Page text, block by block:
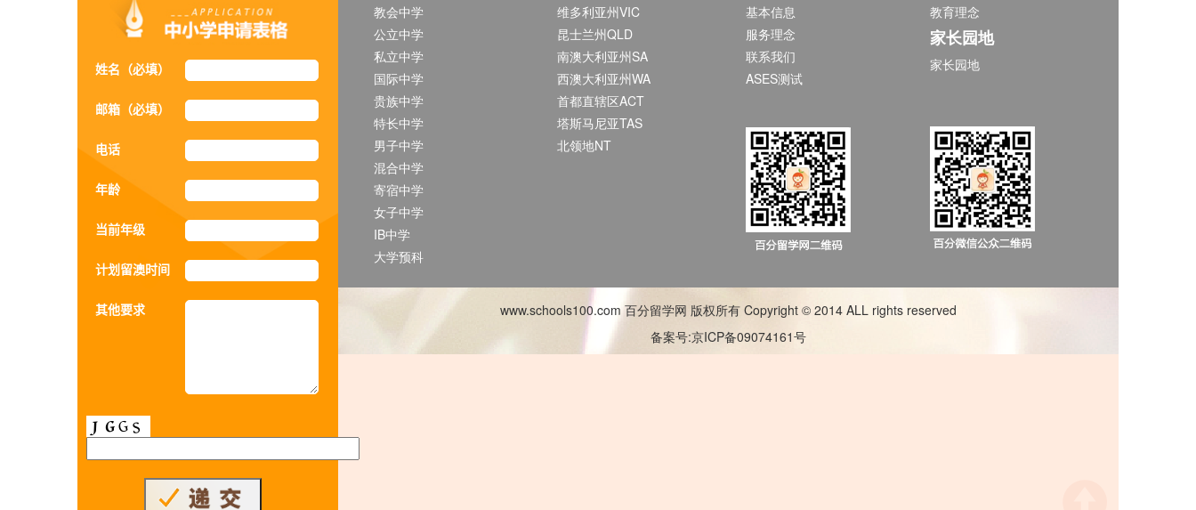
姓名（必填）
邮箱（必填）
电话
年龄
当前年级
计划留澳时间
其他要求
教会中学
公立中学
私立中学
国际中学
贵族中学
特长中学
男子中学
混合中学
寄宿中学
女子中学
IB中学
大学预科
维多利亚州VIC
昆士兰州QLD
南澳大利亚州SA
西澳大利亚州WA
首都直辖区ACT
塔斯马尼亚TAS
北领地NT
基本信息
服务理念
联系我们
ASES测试
教育理念
家长园地
家长园地
www.schools100.com 百分留学网 版权所有 Copyright © 2014 ALL rights reserved
备案号:京ICP备09074161号